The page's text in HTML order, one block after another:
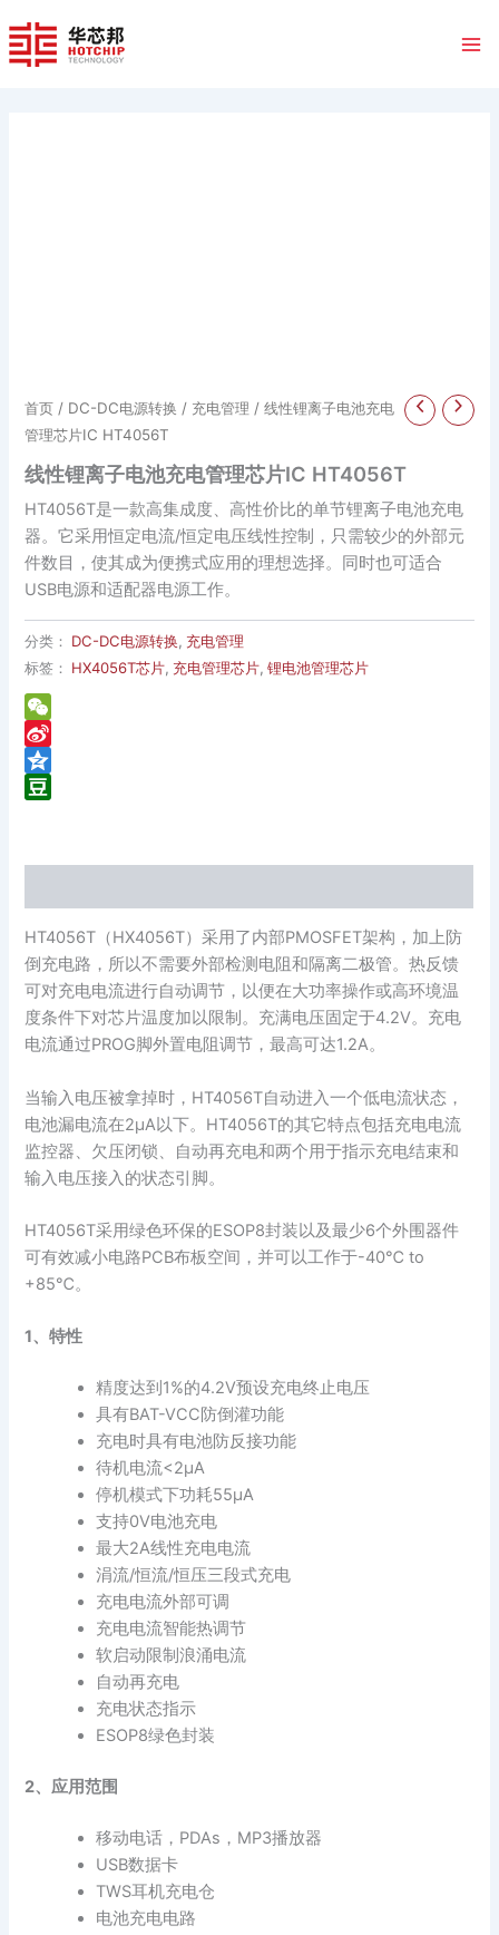
至
内
首页 / DC-DC电源转换 / 充电管理 / 线性锂离子电池充电
管理芯片IC HT4056T
线性锂离子电池充电管理芯片IC HT4056T
HT4056T是一款高集成度、高性价比的单节锂离子电池充电
器。它采用恒定电流/恒定电压线性控制，只需较少的外部元
件数目，使其成为便携式应用的理想选择。同时也可适合
USB电源和适配器电源工作。
分类： DC-DC电源转换, 充电管理
标签： HX4056T芯片, 充电管理芯片,锂电池管理芯片
WeChat
Sina
Weibo
Qzone
HT4056T（HX4056T）采用了内部PMOSFET架构，加上防
倒充电路，所以不需要外部检测电阻和隔离二极管。热反馈
可对充电电流进行自动调节，以便在大功率操作或高环境温
度条件下对芯片温度加以限制。充满电压固定于4.2V。充电
电流通过PROG脚外置电阻调节，最高可达1.2A。
当输入电压被拿掉时，HT4056T自动进入一个低电流状态，
电池漏电流在2μA以下。HT4056T的其它特点包括充电电流
监控器、欠压闭锁、自动再充电和两个用于指示充电结束和
输入电压接入的状态引脚。
HT4056T采用绿色环保的ESOP8封装以及最少6个外围器件
可有效减小电路PCB布板空间，并可以工作于-40℃ to
+85℃。
1、特性
精度达到1%的4.2V预设充电终止电压
具有BAT-VCC防倒灌功能
充电时具有电池防反接功能
待机电流<2μA
停机模式下功耗55μA
支持0V电池充电
最大2A线性充电电流
涓流/恒流/恒压三段式充电
充电电流外部可调
充电电流智能热调节
软启动限制浪涌电流
自动再充电
充电状态指示
ESOP8绿色封装
2、应用范围
移动电话，PDAs，MP3播放器
USB数据卡
TWS耳机充电仓
电池充电电路